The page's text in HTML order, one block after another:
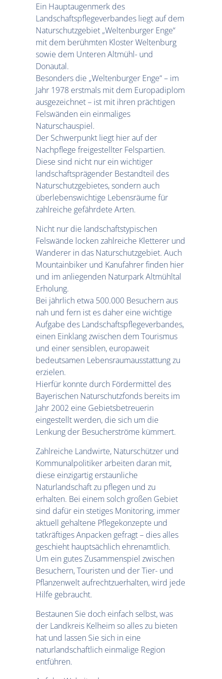
Ein Hauptaugenmerk des
Landschaftspflegeverbandes liegt auf dem
Naturschutzgebiet „Weltenburger Enge“
mit dem berühmten Kloster Weltenburg
sowie dem Unteren Altmühl- und
Donautal.
Besonders die „Weltenburger Enge“ – im
Jahr 1978 erstmals mit dem Europadiplom
ausgezeichnet – ist mit ihren prächtigen
Felswänden ein einmaliges
Naturschauspiel.
Der Schwerpunkt liegt hier auf der
Nachpflege freigestellter Felspartien.
Diese sind nicht nur ein wichtiger
landschaftsprägender Bestandteil des
Naturschutzgebietes, sondern auch
überlebenswichtige Lebensräume für
zahlreiche gefährdete Arten.
Nicht nur die landschaftstypischen
Felswände locken zahlreiche Kletterer und
Wanderer in das Naturschutzgebiet. Auch
Mountainbiker und Kanufahrer finden hier
und im anliegenden Naturpark Altmühltal
Erholung.
Bei jährlich etwa 500.000 Besuchern aus
nah und fern ist es daher eine wichtige
Aufgabe des Landschaftspflegeverbandes,
einen Einklang zwischen dem Tourismus
und einer sensiblen, europaweit
bedeutsamen Lebensraumausstattung zu
erzielen.
Hierfür konnte durch Fördermittel des
Bayerischen Naturschutzfonds bereits im
Jahr 2002 eine Gebietsbetreuerin
eingestellt werden, die sich um die
Lenkung der Besucherströme kümmert.
Zahlreiche Landwirte, Naturschützer und
Kommunalpolitiker arbeiten daran mit,
diese einzigartig erstaunliche
Naturlandschaft zu pflegen und zu
erhalten. Bei einem solch großen Gebiet
sind dafür ein stetiges Monitoring, immer
aktuell gehaltene Pflegekonzepte und
tatkräftiges Anpacken gefragt – dies alles
geschieht hauptsächlich ehrenamtlich.
Um ein gutes Zusammenspiel zwischen
Besuchern, Touristen und der Tier- und
Pflanzenwelt aufrechtzuerhalten, wird jede
Hilfe gebraucht.
Bestaunen Sie doch einfach selbst, was
der Landkreis Kelheim so alles zu bieten
hat und lassen Sie sich in eine
naturlandschaftlich einmalige Region
entführen.